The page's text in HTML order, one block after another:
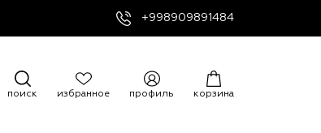
+998909891484
поиск избранное профиль корзина